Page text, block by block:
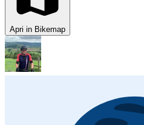
Apri in Bikemap